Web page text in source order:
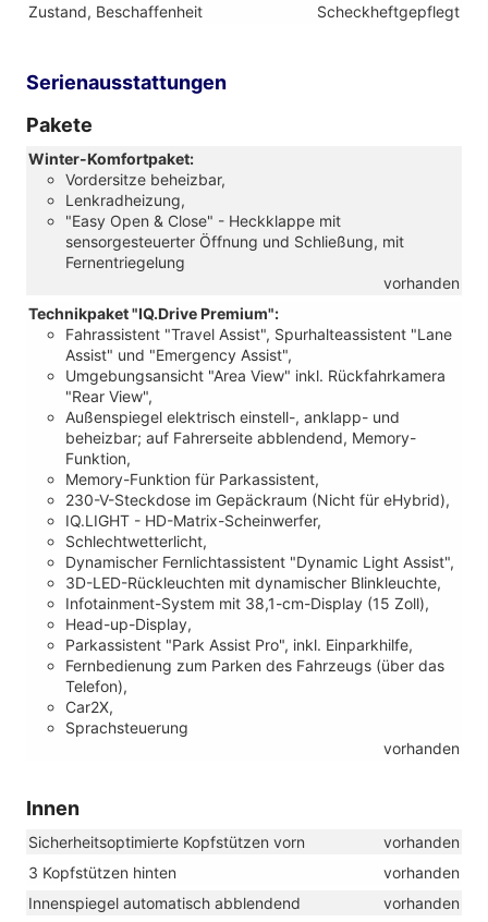
Zustand, Beschaffenheit
Scheckheftgepflegt
Serienausstattungen
Pakete
Winter-Komfortpaket:
Vordersitze beheizbar,
Lenkradheizung,
"Easy Open & Close" - Heckklappe mit
sensorgesteuerter Öffnung und Schließung, mit
Fernentriegelung
vorhanden
Technikpaket "IQ.Drive Premium":
Fahrassistent "Travel Assist", Spurhalteassistent "Lane
Assist" und "Emergency Assist",
Umgebungsansicht "Area View" inkl. Rückfahrkamera
"Rear View",
Außenspiegel elektrisch einstell-, anklapp- und
beheizbar; auf Fahrerseite abblendend, Memory-
Funktion,
Memory-Funktion für Parkassistent,
230-V-Steckdose im Gepäckraum (Nicht für eHybrid),
IQ.LIGHT - HD-Matrix-Scheinwerfer,
Schlechtwetterlicht,
Dynamischer Fernlichtassistent "Dynamic Light Assist",
3D-LED-Rückleuchten mit dynamischer Blinkleuchte,
Infotainment-System mit 38,1-cm-Display (15 Zoll),
Head-up-Display,
Parkassistent "Park Assist Pro", inkl. Einparkhilfe,
Fernbedienung zum Parken des Fahrzeugs (über das
Telefon),
Car2X,
Sprachsteuerung
vorhanden
Innen
Sicherheitsoptimierte Kopfstützen vorn
vorhanden
3 Kopfstützen hinten
vorhanden
Innenspiegel automatisch abblendend
vorhanden